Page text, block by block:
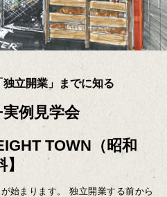
立開業」までに知る
例見学会
TOWN（昭和
】
始まります。
独立開業する前から